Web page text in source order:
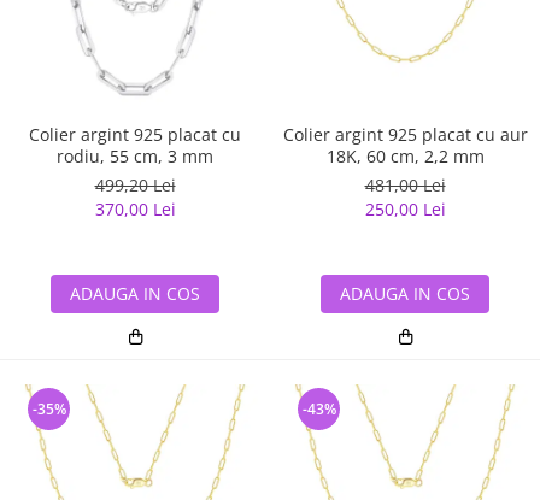
Colier argint 925 placat cu
rodiu, 55 cm, 3 mm
499,20 Lei
370,00 Lei
ADAUGA IN COS
Colier argint 925 placat cu aur
18K, 60 cm, 2,2 mm
481,00 Lei
250,00 Lei
ADAUGA IN COS
-35% -43%